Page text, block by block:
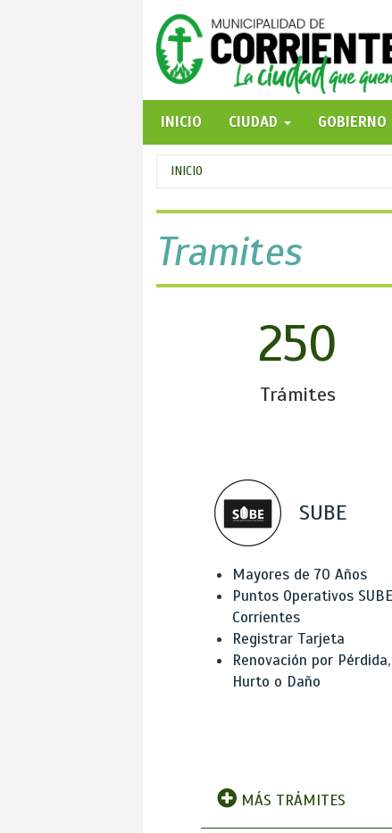
INICIO
CIUDAD GOBIERNO
Se
encuentra
usted
aquí
INICIO
Tramites
250
Trámites
SUBE
Mayores de 70 Años
Puntos Operativos SUBE
Corrientes
Registrar Tarjeta
Renovación por
Hurto o Daño
MÁS TRÁMITES